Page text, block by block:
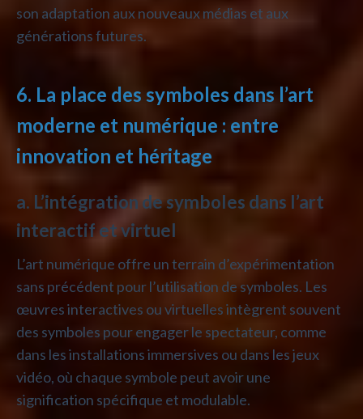
son adaptation aux nouveaux médias et aux
générations futures.
6. La place des symboles dans l’art
moderne et numérique : entre
innovation et héritage
a. L’intégration de symboles dans l’art
interactif et virtuel
L’art numérique offre un terrain d’expérimentation
sans précédent pour l’utilisation de symboles. Les
œuvres interactives ou virtuelles intègrent souvent
des symboles pour engager le spectateur, comme
dans les installations immersives ou dans les jeux
vidéo, où chaque symbole peut avoir une
signification spécifique et modulable.